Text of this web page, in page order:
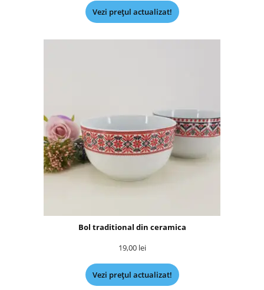
Vezi prețul actualizat!
Bol traditional din ceramica
19,00 lei
Vezi prețul actualizat!